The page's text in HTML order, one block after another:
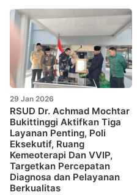
29 Jan 2026
RSUD Dr. Achmad Mochtar
Bukittinggi Aktifkan Tiga
Layanan Penting, Poli
Eksekutif, Ruang
Kemeoterapi Dan VVIP,
Targetkan Percepatan
Diagnosa dan Pelayanan
Berkualitas